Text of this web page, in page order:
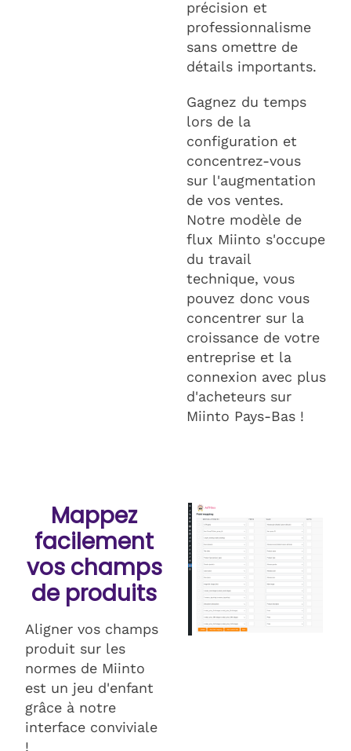
précision et
professionnalisme
sans omettre de
détails importants.
Gagnez du temps
lors de la
configuration et
concentrez-vous
sur l'augmentation
de vos ventes.
Notre modèle de
flux Miinto s'occupe
du travail
technique, vous
pouvez donc vous
concentrer sur la
croissance de votre
entreprise et la
connexion avec plus
d'acheteurs sur
Miinto Pays-Bas !
Mappez
facilement
vos champs
de produits
Aligner vos champs
produit sur les
normes de Miinto
est un jeu d'enfant
grâce à notre
interface conviviale
!